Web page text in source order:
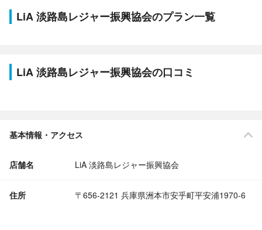
LiA 淡路島レジャー振興協会のプラン一覧
LiA 淡路島レジャー振興協会の口コミ
基本情報・アクセス
店舗名 LiA 淡路島レジャー振興協会
住所 〒656-2121 兵庫県洲本市安乎町平安浦1970-6